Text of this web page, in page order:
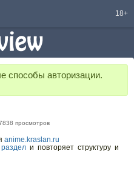
18+
способы авторизации.
просмотров
anime.kraslan.ru
раздел и повторяет структуру и